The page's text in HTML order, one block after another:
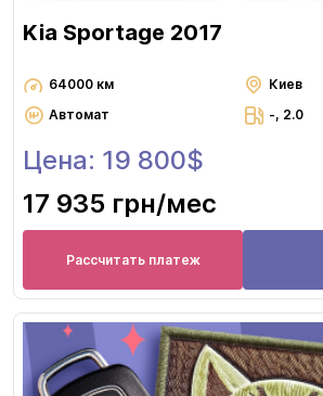
Kia Sportage 2017
64000 км
Киев
Автомат
-, 2.0
Цена: 19 800$
17 935 грн/мес
Рассчитать платеж